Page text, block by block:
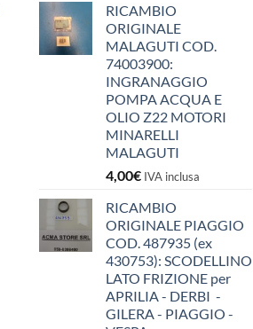
RICAMBIO
ORIGINALE
MALAGUTI COD.
74003900:
INGRANAGGIO
POMPA ACQUA E
OLIO Z22 MOTORI
MINARELLI
MALAGUTI
4,00€ IVA inclusa
RICAMBIO
ORIGINALE PIAGGIO
COD. 487935 (ex
430753): SCODELLINO
LATO FRIZIONE per
APRILIA - DERBI -
GILERA - PIAGGIO -